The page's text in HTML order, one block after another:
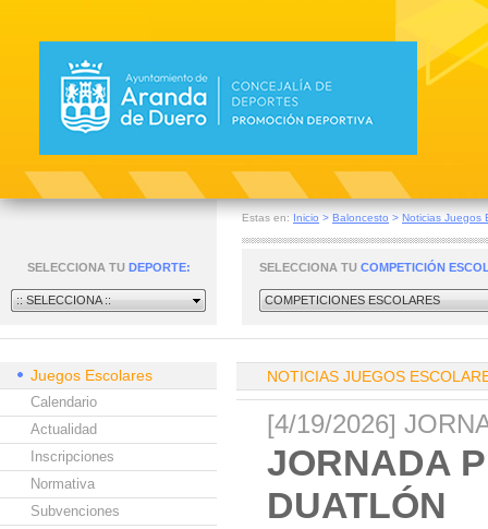
Estas en: Inicio > Baloncesto > Noticias Juegos
SELECCIONA TU DEPORTE:
:: SELECCIONA ::
SELECCIONA TU COMPETICIÓN
COMPETICIONES ESCOLARES
Juegos Escolares
Calendario
Actualidad
Inscripciones
Normativa
Subvenciones
NOTICIAS JUEGOS
[4/19/2026]
JORNADA
DUATLÓN